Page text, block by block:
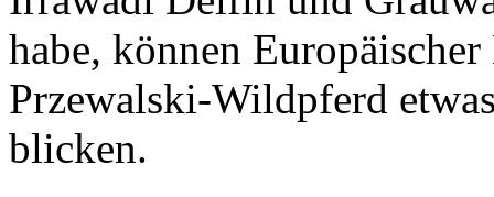
habe, können
Przewalski-Wildpferd
blicken.